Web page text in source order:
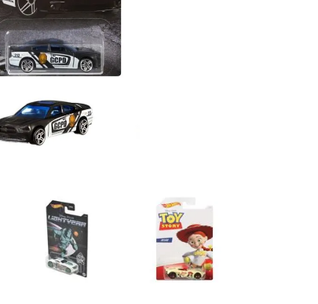
8.
hydrate
9.
almohada
10. toalla